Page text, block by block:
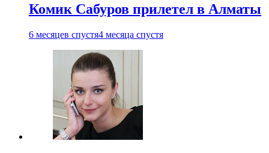
Комик Сабуров прилетел в Алматы
6 месяцев спустя4 месяца спустя